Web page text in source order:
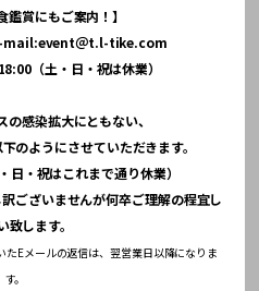
鑑賞にもご案内！】
mail:event＠t.l-tike.com
（土・日・祝は休業）
感染拡大にともない、
のようにさせていただきます。
・祝はこれまで通り休業）
ございませんが何卒ご理解の程宜し
致します。
Eメールの返信は、翌営業日以降になりま
す。